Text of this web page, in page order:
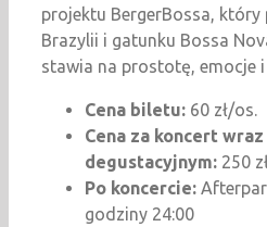
projektu BergerBossa, który
Brazylii i gatunku Bossa
stawia na prostotę, emocje
Cena biletu: 60 zł/os.
Cena za koncert
degustacyjnym: 250
Po koncercie:
godziny 24:00